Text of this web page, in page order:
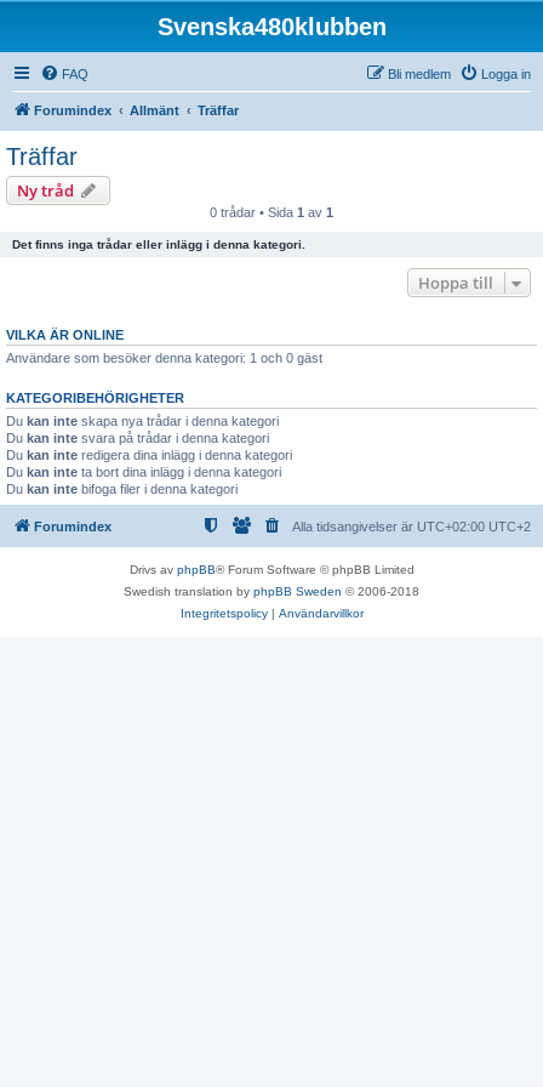
Svenska480klubben
FAQ Logga in
Bli medlem
Forumindex Allmänt Träffar
Träffar
Ny tråd
0 trådar • Sida 1 av 1
Det finns inga trådar eller inlägg i denna kategori.
Hoppa till
VILKA ÄR ONLINE
Användare som besöker denna kategori: 1 och 0 gäst
KATEGORIBEHÖRIGHETER
Du kan inte skapa nya trådar i denna kategori
Du kan inte svara på trådar i denna kategori
Du kan inte redigera dina inlägg i denna kategori
Du kan inte ta bort dina inlägg i denna kategori
Du kan inte bifoga filer i denna kategori
Forumindex Alla tidsangivelser är UTC+02:00 UTC+2
Drivs av phpBB® Forum Software © phpBB Limited
Swedish translation by phpBB Sweden © 2006-2018
Integritetspolicy| Användarvillkor